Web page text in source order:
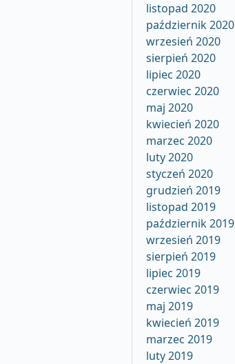
listopad 2020
październik 2020
wrzesień 2020
sierpień 2020
lipiec 2020
czerwiec 2020
maj 2020
kwiecień 2020
marzec 2020
luty 2020
styczeń 2020
grudzień 2019
listopad 2019
październik 2019
wrzesień 2019
sierpień 2019
lipiec 2019
czerwiec 2019
maj 2019
kwiecień 2019
marzec 2019
luty 2019